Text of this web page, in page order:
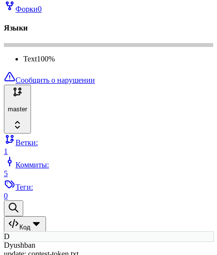
Форки0
Языки
Text100%
Сообщить о нарушении
master
Ветки:
1
Коммиты:
5
Теги:
0
Код
D
Dyushban